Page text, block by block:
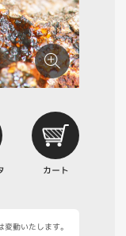
カート
動いたします。